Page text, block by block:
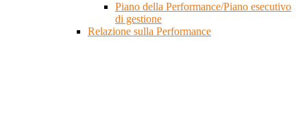
Piano della Performance/Piano esecutivo
di gestione
Relazione sulla Performance